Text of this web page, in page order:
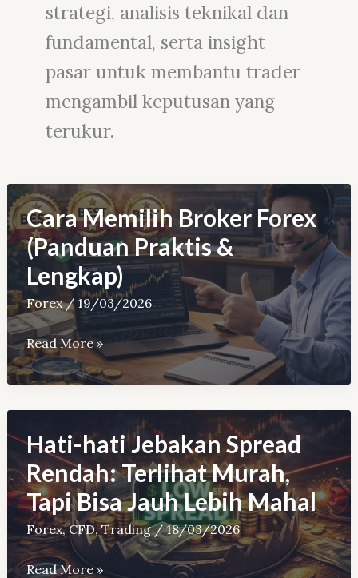
strategi, analisis teknikal dan
fundamental, serta insight
pasar untuk membantu trader
mengambil keputusan yang
terukur.
Cara Memilih Broker Forex
(Panduan Praktis &
Lengkap)
Forex/ 19/03/2026
Cara
Memilih
Broker
Forex
(Panduan
Praktis
&
Lengkap)
Read More »
Hati-hati Jebakan Spread
Rendah: Terlihat Murah,
Tapi Bisa Jauh Lebih Mahal
Forex,CFD,Trading/18/03/2026
Hati-
Read More »